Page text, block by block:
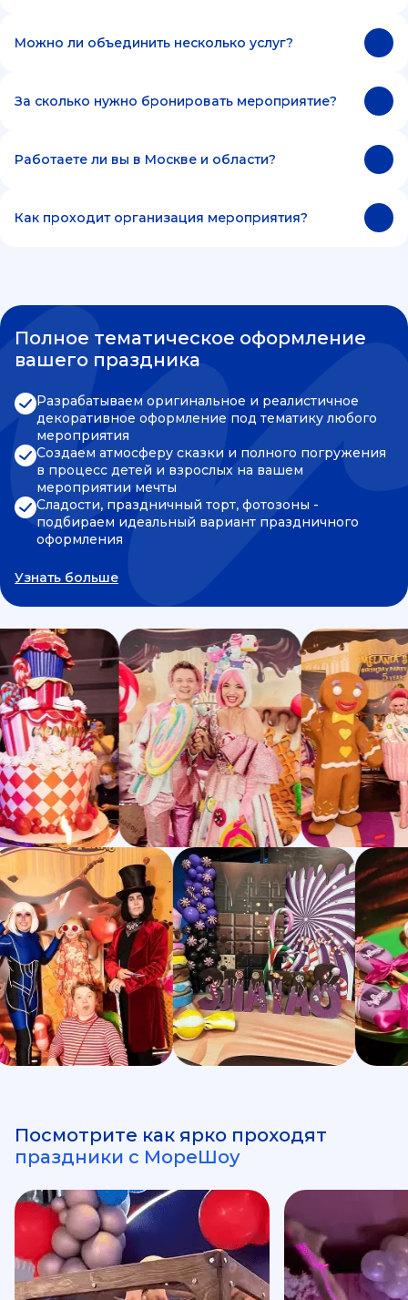
Можно ли объединить несколько услуг?
За сколько нужно бронировать мероприятие?
Работаете ли вы в Москве и области?
Как проходит организация мероприятия?
Полное тематическое оформление
вашего праздника
Разрабатываем оригинальное и реалистичное
декоративное оформление под тематику любого
мероприятия
Создаем атмосферу сказки и полного погружения
в процесс детей и взрослых на вашем
мероприятии мечты
Сладости, праздничный торт, фотозоны -
подбираем идеальный вариант праздничного
оформления
Узнать больше
Посмотрите как ярко проходят
праздники с МореШоу